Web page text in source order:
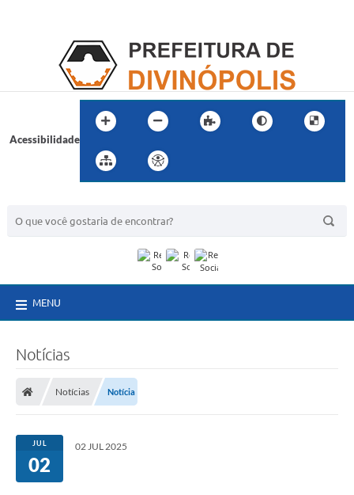
Acessibilidade
MENU
Notícias
Notícias Notícia
JUL
02
02 JUL 2025